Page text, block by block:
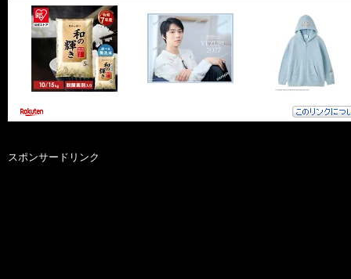
スポンサードリンク